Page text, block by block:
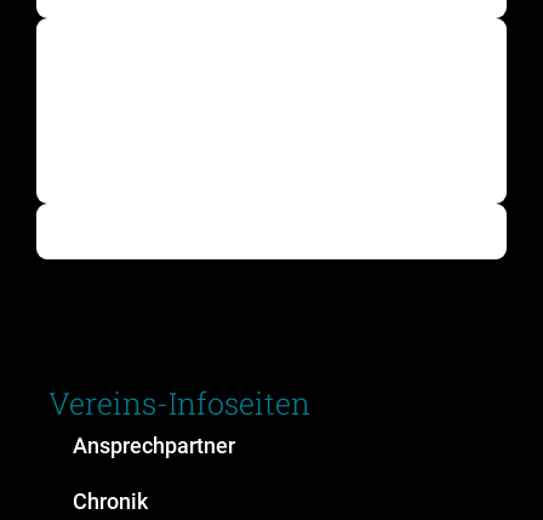
Vereins-Infoseiten
Ansprechpartner
Chronik